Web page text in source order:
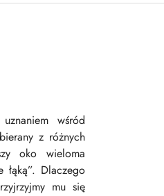
wśród
z różnych
oko wieloma
łąką”. Dlaczego
mu się